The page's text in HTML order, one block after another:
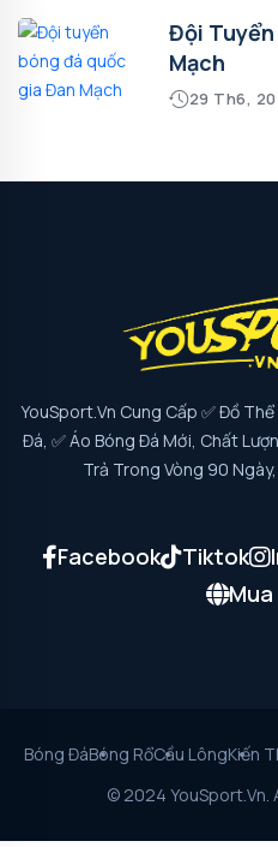
Đội
Mạch
29 Th6,
YouSport.vn Cung Cấp ✅ Đồ
Đá, ✅ Áo Bóng Đá Mới, Chất
Trả Trong Vòng 90
Facebook Tiktok
Bóng ĐáBóng RổCầu LôngKiến
© 2024 YouSport.vn.